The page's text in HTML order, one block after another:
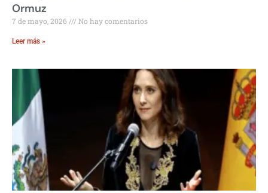
Ormuz
7 de mayo, 2026 No hay comentarios
Leer más »